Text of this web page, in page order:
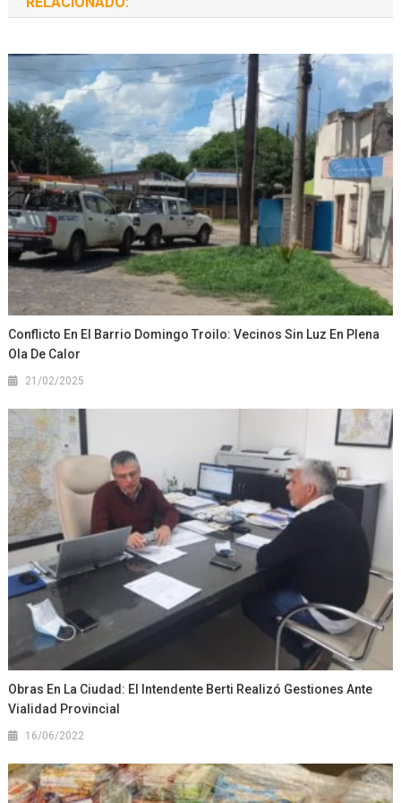
Conflicto En El Barrio Domingo Troilo: Vecinos Sin Luz En Plena
Ola De Calor
21/02/2025
Obras En La Ciudad: El Intendente Berti Realizó Gestiones Ante
Vialidad Provincial
16/06/2022